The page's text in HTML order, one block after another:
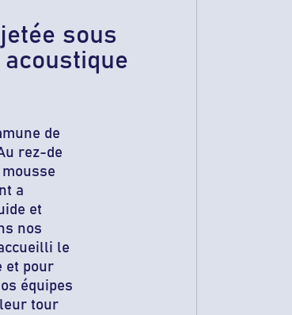
sous
de
rez-de
a
et
nos
le
et pour
équipes
leur tour